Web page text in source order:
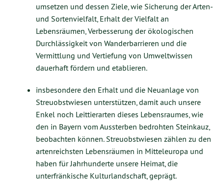
umsetzen und dessen Ziele, wie Sicherung der Arten-
und Sortenvielfalt, Erhalt der Vielfalt an
Lebensräumen, Verbesserung der ökologischen
Durchlässigkeit von Wanderbarrieren und die
Vermittlung und Vertiefung von Umweltwissen
dauerhaft fördern und etablieren.
insbesondere den Erhalt und die Neuanlage von
Streuobstwiesen unterstützen, damit auch unsere
Enkel noch Leittierarten dieses Lebensraumes, wie
den in Bayern vom Aussterben bedrohten Steinkauz,
beobachten können. Streuobstwiesen zählen zu den
artenreichsten Lebensräumen in Mitteleuropa und
haben für Jahrhunderte unsere Heimat, die
unterfränkische Kulturlandschaft, geprägt.